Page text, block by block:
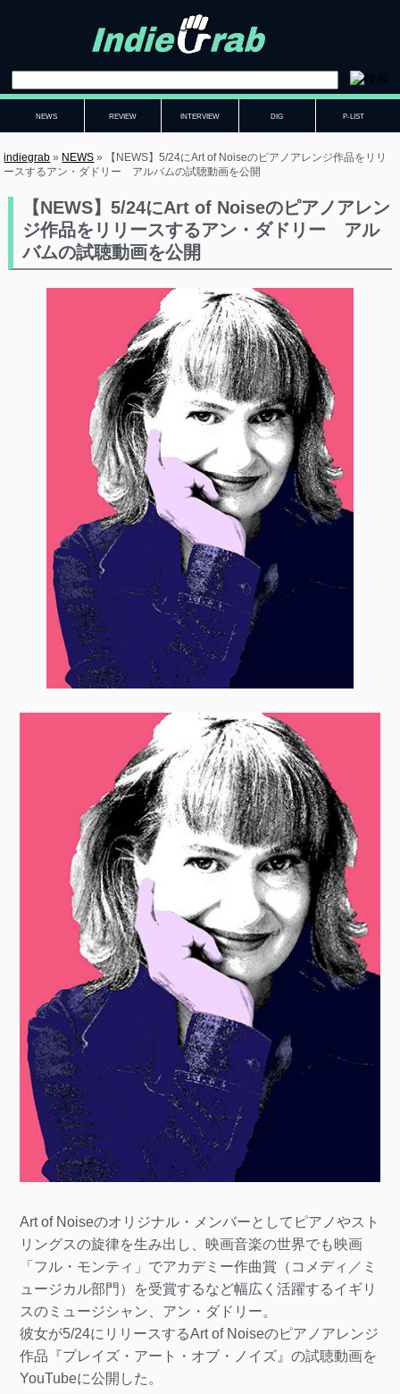
NEWS REVIEW INTERVIEW DIG P-LIST
indiegrab » NEWS »
【NEWS】5/24にArt of Noiseのピアノアレンジ作品をリリ
ースするアン・ダドリー アルバムの試聴動画を公開
【NEWS】5/24にArt of Noiseのピアノアレン
ジ作品をリリースするアン・ダドリー アル
バムの試聴動画を公開
Art of Noiseのオリジナル・メンバーとしてピアノやスト
リングスの旋律を生み出し、映画音楽の世界でも映画
「フル・モンティ」でアカデミー作曲賞（コメディ／ミ
ュージカル部門）を受賞するなど幅広く活躍するイギリ
スのミュージシャン、アン・ダドリー。
彼女が5/24にリリースするArt of Noiseのピアノアレンジ
作品『プレイズ・アート・オブ・ノイズ』の試聴動画を
YouTubeに公開した。